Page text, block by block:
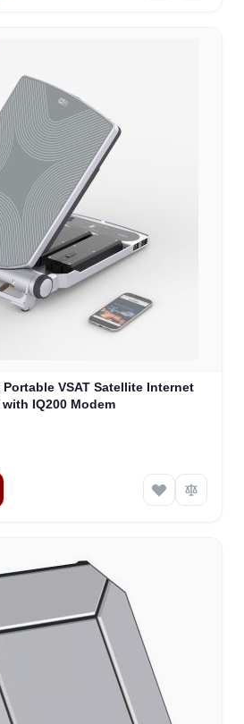
VSAT Satellite Internet
with IQ200 Modem